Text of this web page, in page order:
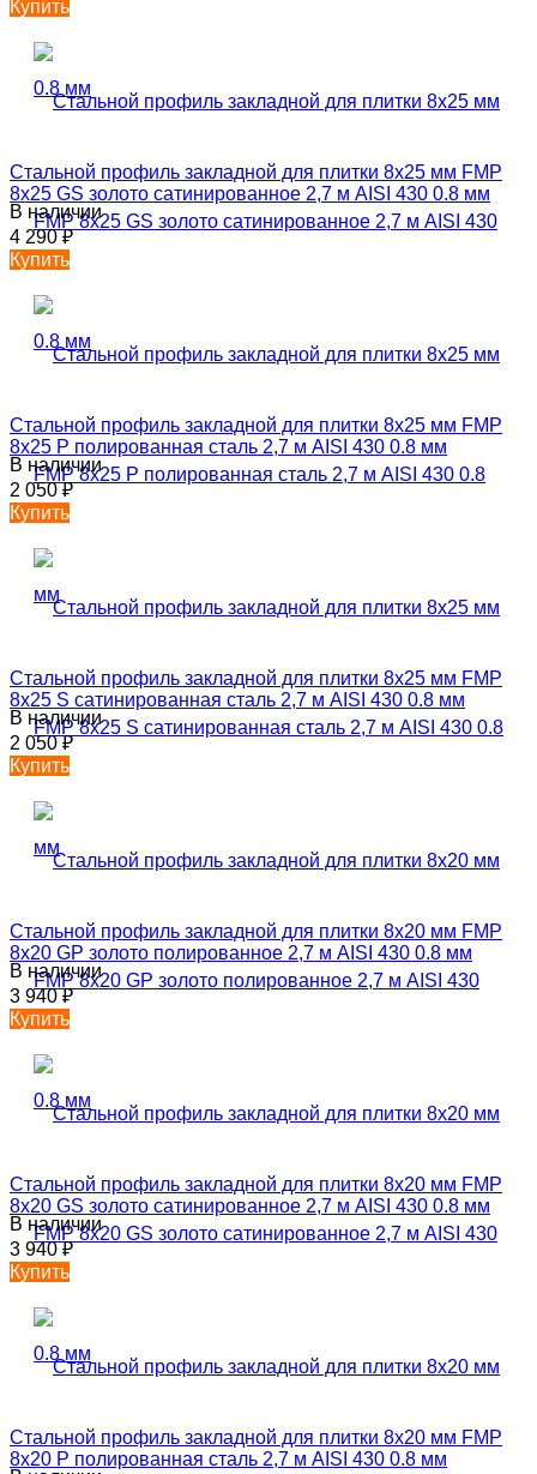
Купить
Стальной профиль закладной для плитки 8х25 мм FMP
8х25 GS золото сатинированное 2,7 м AISI 430 0.8 мм
В наличии
4 290₽
Купить
Стальной профиль закладной для плитки 8х25 мм FMP
8х25 P полированная сталь 2,7 м AISI 430 0.8 мм
В наличии
2 050₽
Купить
Стальной профиль закладной для плитки 8х25 мм FMP
8х25 S сатинированная сталь 2,7 м AISI 430 0.8 мм
В наличии
2 050₽
Купить
Стальной профиль закладной для плитки 8х20 мм FMP
8х20 GP золото полированное 2,7 м AISI 430 0.8 мм
В наличии
3 940₽
Купить
Стальной профиль закладной для плитки 8х20 мм FMP
8х20 GS золото сатинированное 2,7 м AISI 430 0.8 мм
В наличии
3 940₽
Купить
Стальной профиль закладной для плитки 8х20 мм FMP
8х20 P полированная сталь 2,7 м AISI 430 0.8 мм